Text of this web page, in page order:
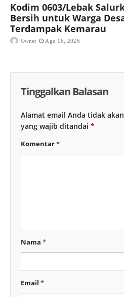
Kodim 0603/Lebak
Bersih untuk Warga
Terdampak Kemarau
Owner Agu 06, 2026
Tinggalkan Balasan
Alamat email Anda tidak
yang wajib ditandai *
Komentar*
Nama *
Email *